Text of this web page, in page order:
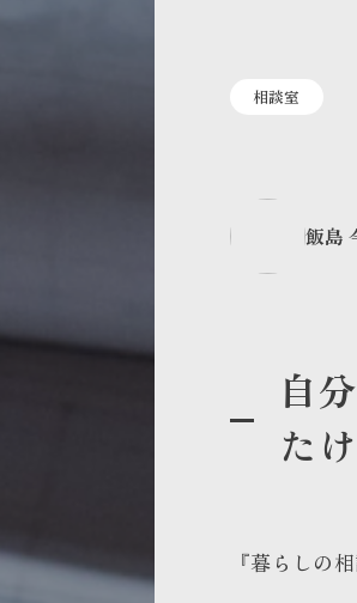
相談室
飯島
自
た
『暮らしの